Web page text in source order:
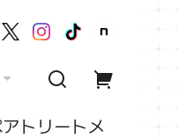
トリートメ